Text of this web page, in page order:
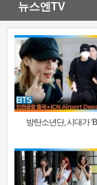
뉴스엔TV
방탄소년단, 시대가